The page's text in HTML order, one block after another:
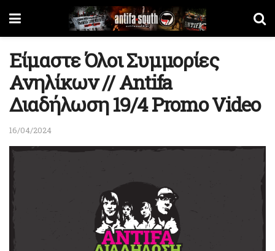
Είμαστε Όλοι Συμμορίες
Ανηλίκων // Antifa
Διαδήλωση 19/4 Promo Video
16/04/2024